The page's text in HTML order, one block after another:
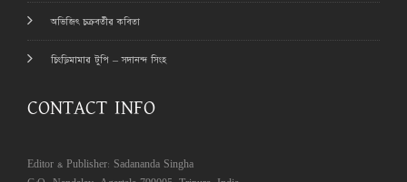
অভিজিৎ চক্রবর্তীর কবিতা
চিংড়িমামার টুপি – সদানন্দ সিংহ
CONTACT INFO
Editor & Publisher: Sadananda Singha